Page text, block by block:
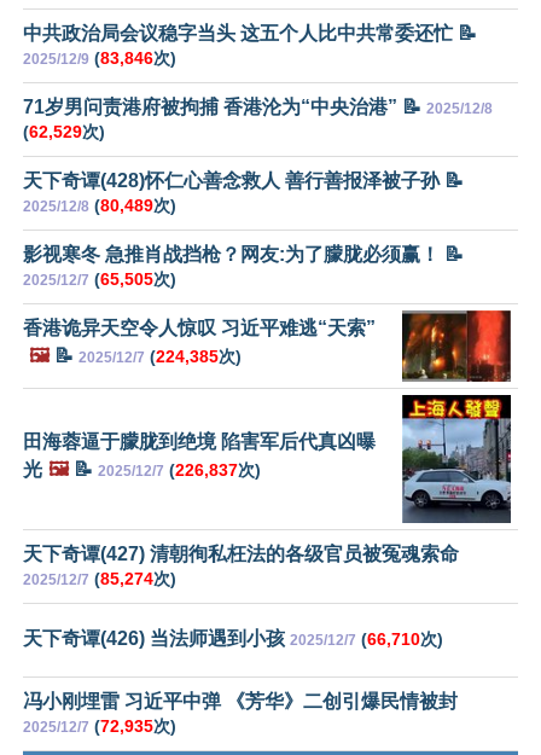
中共政治局会议稳字当头 这五个人比中共常委还忙 📝
2025/12/9 (83,846次)
71岁男问责港府被拘捕 香港沦为“中央治港” 📝 2025/12/8
(62,529次)
天下奇谭(428)怀仁心善念救人 善行善报泽被子孙 📝
2025/12/8 (80,489次)
影视寒冬 急推肖战挡枪？网友:为了朦胧必须赢！ 📝
2025/12/7 (65,505次)
香港诡异天空令人惊叹 习近平难逃“天索”
🖼️📝 2025/12/7 (224,385次)
田海蓉逼于朦胧到绝境 陷害军后代真凶曝
光 🖼️📝 2025/12/7 (226,837次)
天下奇谭(427) 清朝徇私枉法的各级官员被冤魂索命
2025/12/7 (85,274次)
天下奇谭(426) 当法师遇到小孩 2025/12/7 (66,710次)
冯小刚埋雷 习近平中弹 《芳华》二创引爆民情被封
2025/12/7 (72,935次)